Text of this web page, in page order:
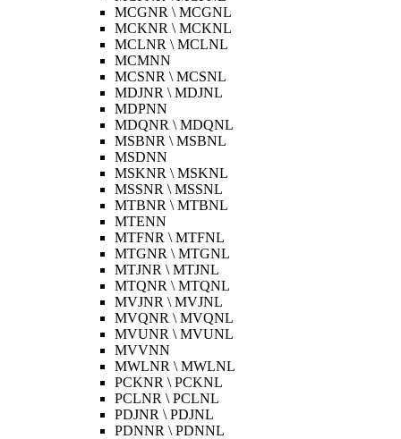
MCGNR \ MCGNL
MCKNR \ MCKNL
MCLNR \ MCLNL
MCMNN
MCSNR \ MCSNL
MDJNR \ MDJNL
MDPNN
MDQNR \ MDQNL
MSBNR \ MSBNL
MSDNN
MSKNR \ MSKNL
MSSNR \ MSSNL
MTBNR \ MTBNL
MTENN
MTFNR \ MTFNL
MTGNR \ MTGNL
MTJNR \ MTJNL
MTQNR \ MTQNL
MVJNR \ MVJNL
MVQNR \ MVQNL
MVUNR \ MVUNL
MVVNN
MWLNR \ MWLNL
PCKNR \ PCKNL
PCLNR \ PCLNL
PDJNR \ PDJNL
PDNNR \ PDNNL